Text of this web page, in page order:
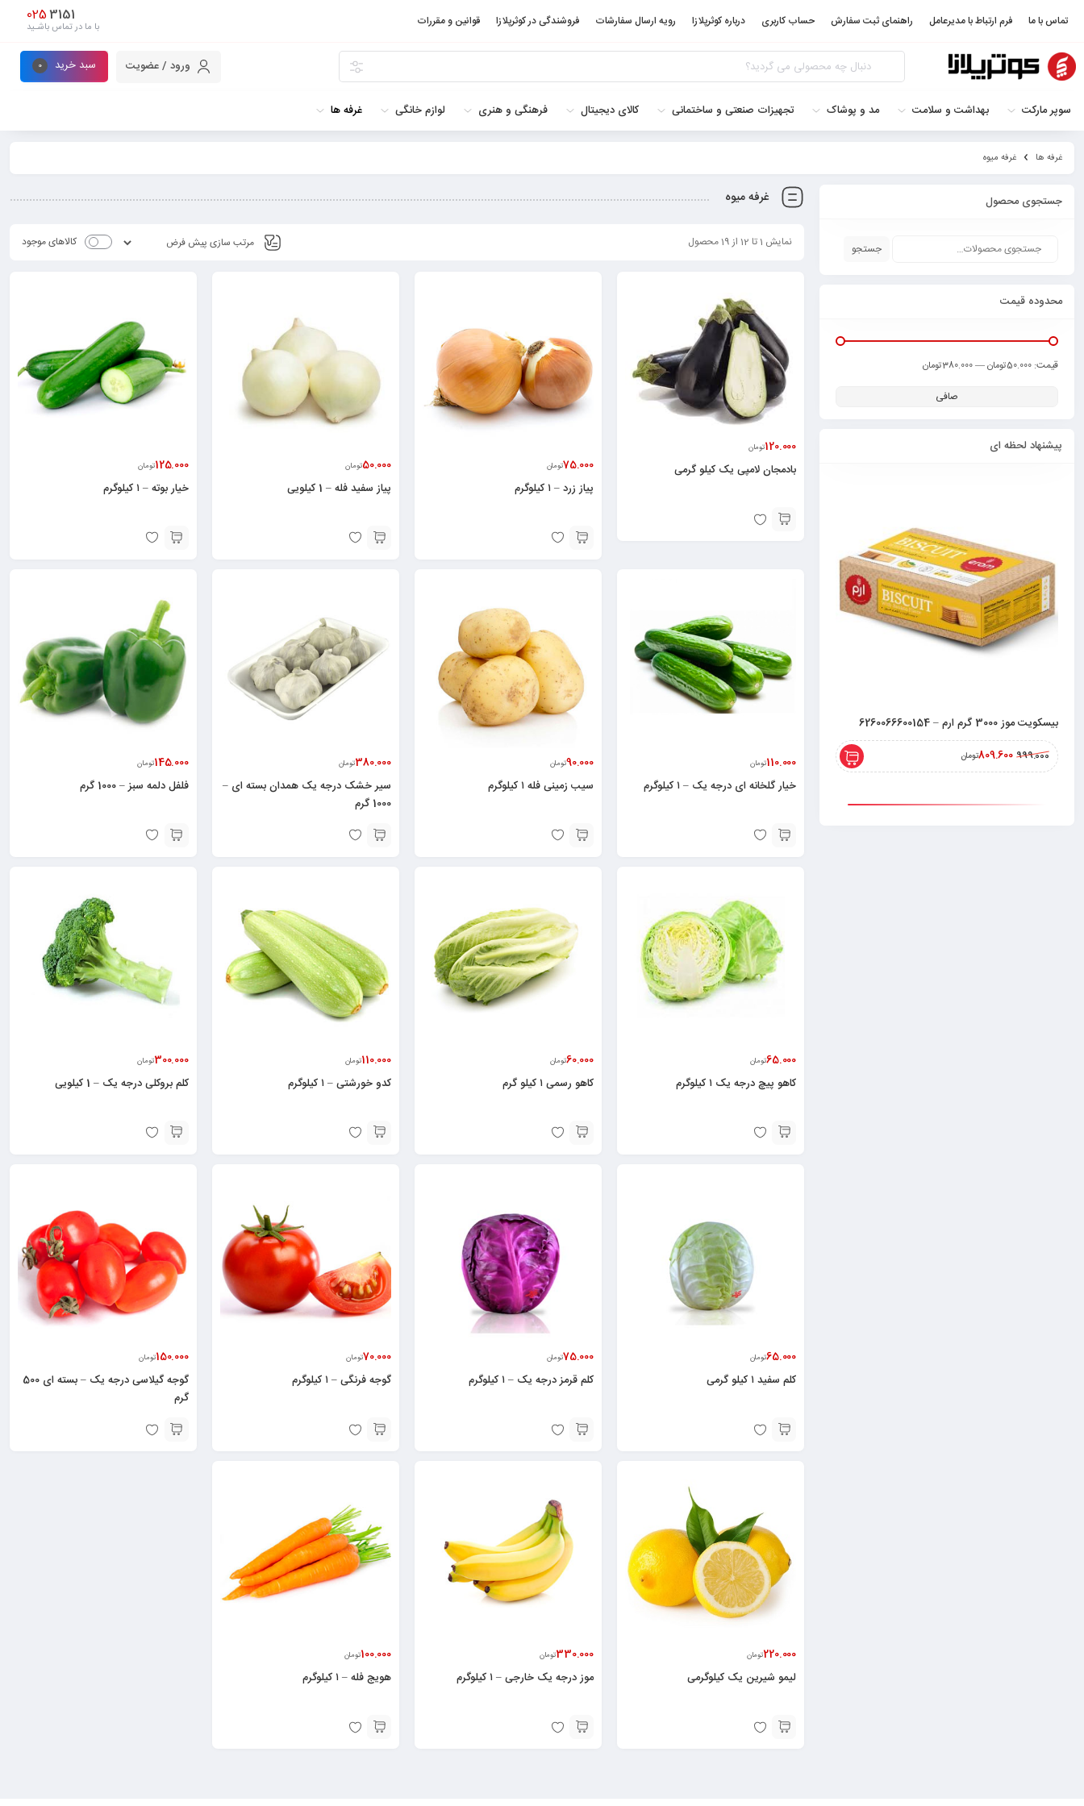
تماس با ما فرم ارتباط با مدیرعامل راهنمای ثبت سفارش حساب کاربری درباره کوثرپلازا رویه ارسال سفارشات فروشندگی در کوثرپلازا قوانین و مقررات 3151
025
با ما در تماس باشـید
ورود / عضویت سبد خرید 0
سوپر مارکت بهداشت و سلامت مد و پوشاک تجهیزات صنعتی و ساختمانی کالای دیجیتال فرهنگی و هنری لوازم خانگی غرفه ها
غرفه ها غرفه ميوه
غرفه ميوه
نمایش 1 تا 12 از 19 محصول کالاهای موجود
120.000تومان
بادمجان لامپی یک کیلو گرمی 75.000تومان
پیاز زرد – ۱ کیلوگرم
50.000تومان
پیاز سفید فله – 1 کیلویی
125.000تومان
خیار بوته – ۱ کیلوگرم
110.000تومان
خیار گلخانه ای درجه یک – ۱ کیلوگرم
90.000تومان
سیب زمینی فله ۱ کیلوگرم
380.000تومان
سیر خشک درجه یک همدان بسته ای –
1000 گرم
145.000تومان
فلفل دلمه سبز – 1000 گرم
65.000تومان
کاهو پیچ درجه یک ۱ کیلوگرم
60.000تومان
کاهو رسمی ۱ کیلو گرم
110.000تومان
کدو خورشتی – ۱ کیلوگرم
300.000تومان
کلم بروکلی درجه یک – 1 کیلویی
65.000تومان
کلم سفید ۱ کیلو گرمی
75.000تومان
کلم قرمز درجه یک – ۱ کیلوگرم
70.000تومان
گوجه فرنگی – ۱ کیلوگرم
150.000تومان
گوجه گیلاسی درجه یک – بسته ای 500
گرم
220.000تومان
لیمو شیرین یک کیلوگرمی
330.000تومان
موز درجه یک خارجی – ۱ کیلوگرم
100.000تومان
هویج فله – ۱ کیلوگرم
جستجوی محصول
جستجو
محدوده قیمت
صافی
قيمت: 50.000تومان —380.000تومان
پیشنهاد لحظه ای
ویفر پرتقال 850 گرم ارم – 6260066600932
449.600
363.900تومان
282.800
بیسکویت جعبه ای هل و کنجد 800 گرم ارم –
323.400